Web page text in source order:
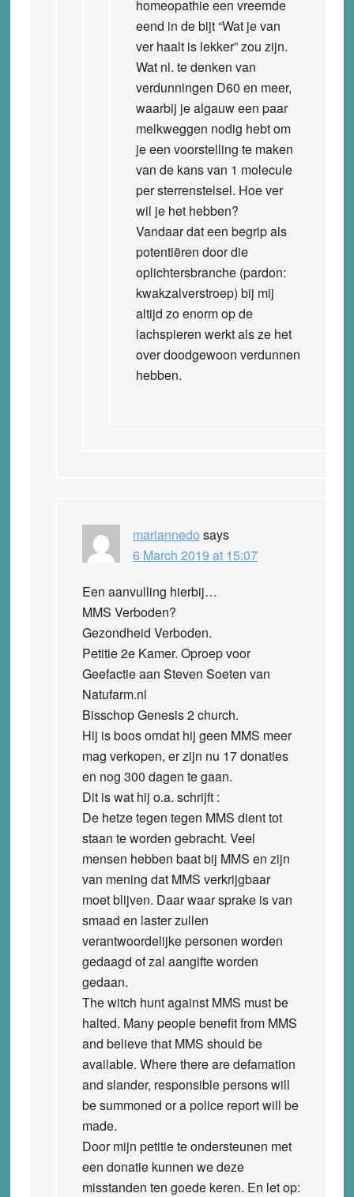
homeopathie een vreemde
eend in de bijt “Wat je van
ver haalt is lekker” zou zijn.
Wat nl. te denken van
verdunningen D60 en meer,
waarbij je algauw een paar
melkweggen nodig hebt om
je een voorstelling te maken
van de kans van 1 molecule
per sterrenstelsel. Hoe ver
wil je het hebben?
Vandaar dat een begrip als
potentiëren door die
oplichtersbranche (pardon:
kwakzalverstroep) bij mij
altijd zo enorm op de
lachspieren werkt als ze het
over doodgewoon verdunnen
hebben.
mariannedo says
6 March 2019 at 15:07
Een aanvulling hierbij…
MMS Verboden?
Gezondheid Verboden.
Petitie 2e Kamer. Oproep voor
Geefactie aan Steven Soeten van
Natufarm.nl
Bisschop Genesis 2 church.
Hij is boos omdat hij geen MMS meer
mag verkopen, er zijn nu 17 donaties
en nog 300 dagen te gaan.
Dit is wat hij o.a. schrijft :
De hetze tegen tegen MMS dient tot
staan te worden gebracht. Veel
mensen hebben baat bij MMS en zijn
van mening dat MMS verkrijgbaar
moet blijven. Daar waar sprake is van
smaad en laster zullen
verantwoordelijke personen worden
gedaagd of zal aangifte worden
gedaan.
The witch hunt against MMS must be
halted. Many people benefit from MMS
and believe that MMS should be
available. Where there are defamation
and slander, responsible persons will
be summoned or a police report will be
made.
Door mijn petitie te ondersteunen met
een donatie kunnen we deze
misstanden ten goede keren. En let op: